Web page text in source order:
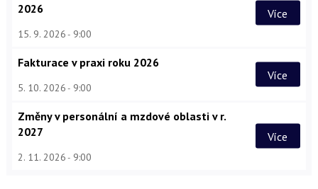
2026
15. 9. 2026 9:00
Více
Fakturace v praxi roku 2026
5. 10. 2026 9:00
Více
Změny v personální a mzdové oblasti v r.
2027
2. 11. 2026 9:00
Více